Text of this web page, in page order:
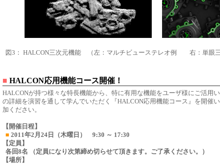
図3： HALCON三次元機能 （左：マルチビューステレオ例 右：単眼三
■ HALCON応用機能コース開催！
HALCONが持つ様々な特長機能から、特に有用な機能をユーザ様にご活用
の詳細を演習を通して学んでいただく『HALCON応用機能コース』を開催
加ください。
【開催日程】
■ 2011年2月24日（木曜日） 9:30 ～ 17:30
【定員】
各回8名 （定員になり次第締め切らせて頂きます。ご了承ください。）
【場所】